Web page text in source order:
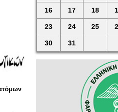
16 17 18
23 24 25
30 31